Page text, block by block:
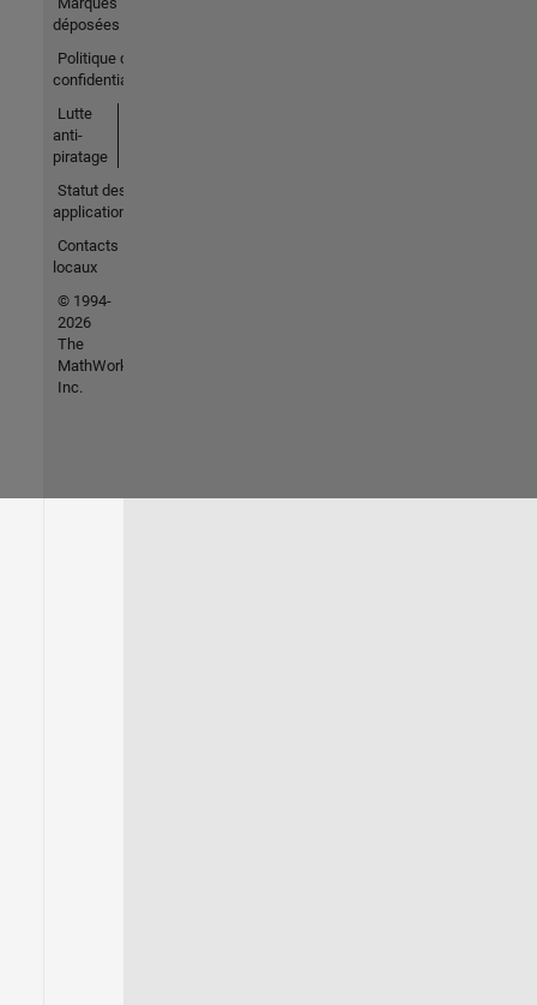
déposées
Politique de
confidentialité
Lutte
anti-
piratage
Statut des
applications
Contacts
locaux
© 1994-
2026
The
MathWorks,
Inc.